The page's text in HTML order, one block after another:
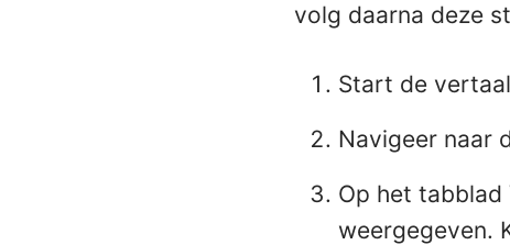
volg daarna deze
Start de
Navigeer naar
Op het
weergegeven.